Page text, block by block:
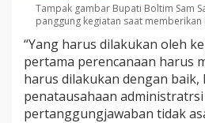
Tampak gambar Bupati Boltim Sam
panggung kegiatan saat
“Yang harus dilakukan oleh
pertama perencanaan harus
harus dilakukan dengan
penatausahaan
pertanggungjawaban tidak